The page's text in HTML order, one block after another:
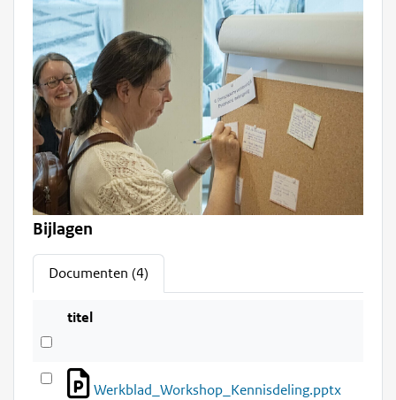
Bijlagen
Documenten (4)
titel
Werkblad_Workshop_Kennisdeling.pptx